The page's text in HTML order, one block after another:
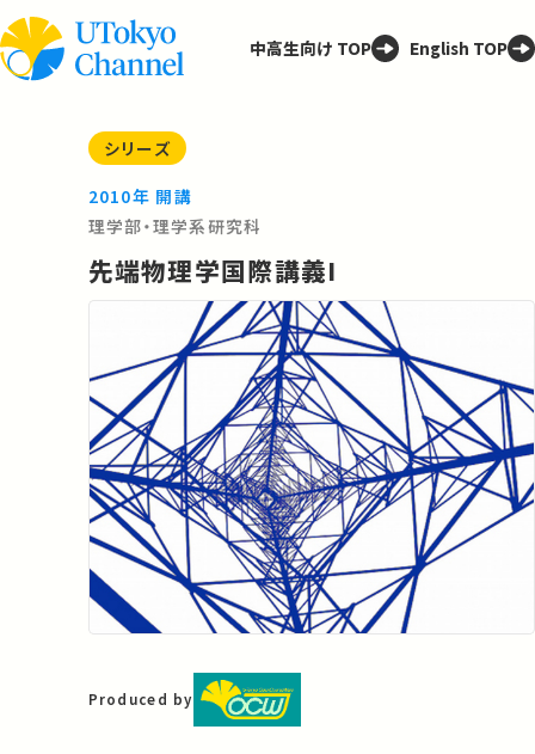
中高生向け TOP English TOP
シリーズ
2010年 開講
理学部・理学系研究科
先端物理学国際講義I
Produced by